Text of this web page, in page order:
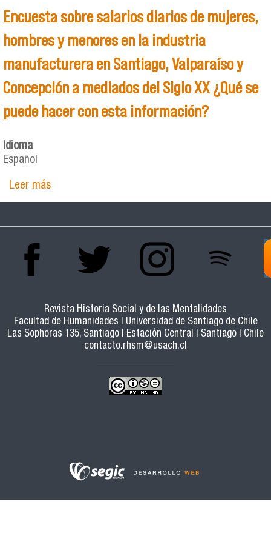
Encuesta sobre salarios diarios de mujeres,
hombres y menores en la industria
manufacturera en Santiago, Valparaíso y
Concepción a mediados del Siglo XX ¿Qué se
puede hacer con esta información?
Idioma
Español
Leer mássobre Encuesta sobre salarios diarios de
mujeres, hombres y menores en la industria
Concepción a mediados del Siglo XX ¿Qué se
puede hacer con esta información?
Revista Historia Social y de las Mentalidades
Facultad de Humanidades | Universidad de Santiago de Chile
Las Sophoras 135, Santiago | Estación Central | Santiago | Chile
contacto.rhsm@usach.cl